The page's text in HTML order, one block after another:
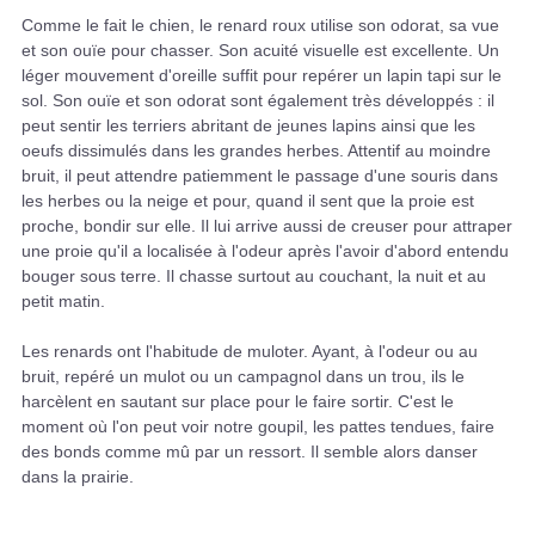
Comme le fait le chien, le renard roux utilise son odorat, sa vue
et son ouïe pour chasser. Son acuité visuelle est excellente. Un
léger mouvement d'oreille suffit pour repérer un lapin tapi sur le
sol. Son ouïe et son odorat sont également très développés : il
peut sentir les terriers abritant de jeunes lapins ainsi que les
oeufs dissimulés dans les grandes herbes. Attentif au moindre
bruit, il peut attendre patiemment le passage d'une souris dans
les herbes ou la neige et pour, quand il sent que la proie est
proche, bondir sur elle. Il lui arrive aussi de creuser pour attraper
une proie qu'il a localisée à l'odeur après l'avoir d'abord entendu
bouger sous terre. Il chasse surtout au couchant, la nuit et au
petit matin.
Les renards ont l'habitude de muloter. Ayant, à l'odeur ou au
bruit, repéré un mulot ou un campagnol dans un trou, ils le
harcèlent en sautant sur place pour le faire sortir. C'est le
moment où l'on peut voir notre goupil, les pattes tendues, faire
des bonds comme mû par un ressort. Il semble alors danser
dans la prairie.